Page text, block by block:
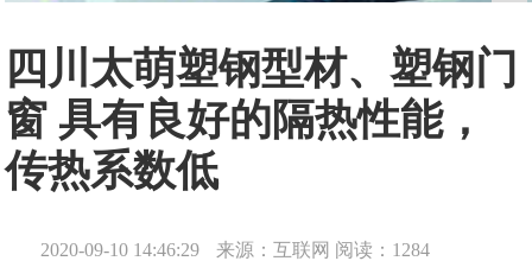
四川太萌塑钢型材、塑钢门
窗 具有良好的隔热性能，
传热系数低
2020-09-10 14:46:29 来源：互联网 阅读：1284